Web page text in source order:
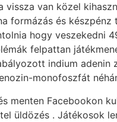
van közel
formázás és
hogy veszekedni
felpattan
indium adenin
monofoszfát
menten Facebookon
üldözés . Játékosok